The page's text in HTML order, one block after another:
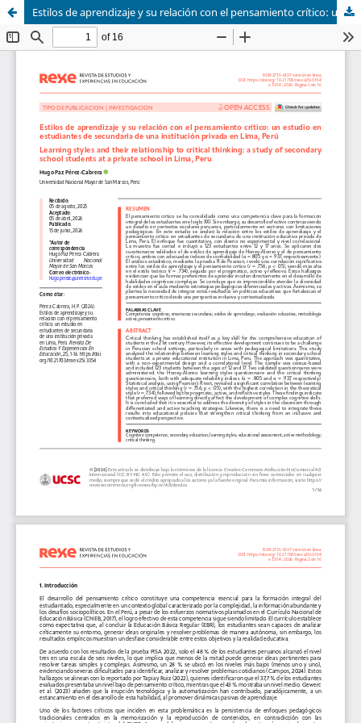
Estilos de aprendizaje y su relación con el pensamiento crítico: un estudio en estudiantes de secundaria de una institución privada en Lima, Perú